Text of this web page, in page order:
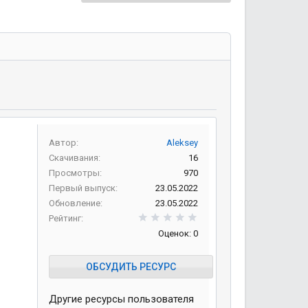
Автор
Aleksey
Скачивания
16
Просмотры
970
Первый выпуск
23.05.2022
Обновление
23.05.2022
Рейтинг
Оценок: 0
ОБСУДИТЬ РЕСУРС
Другие ресурсы пользователя